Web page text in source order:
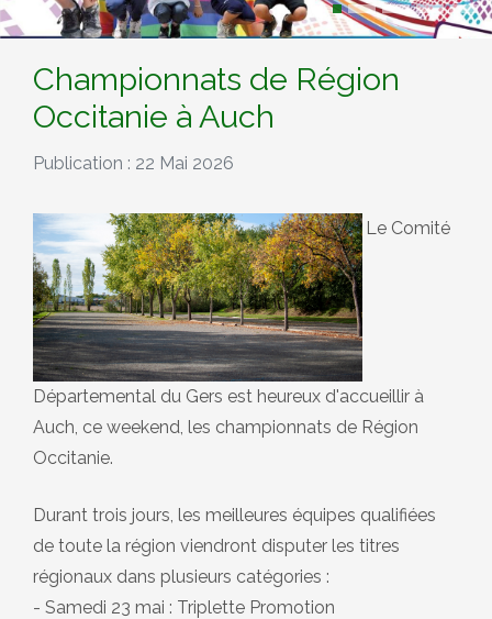
Championnats de Région
Occitanie à Auch
Publication : 22 Mai 2026
Le Comité
Départemental du Gers est heureux d'accueillir à
Auch, ce weekend, les championnats de Région
Occitanie.
Durant trois jours, les meilleures équipes qualifiées
de toute la région viendront disputer les titres
régionaux dans plusieurs catégories :
- Samedi 23 mai : Triplette Promotion